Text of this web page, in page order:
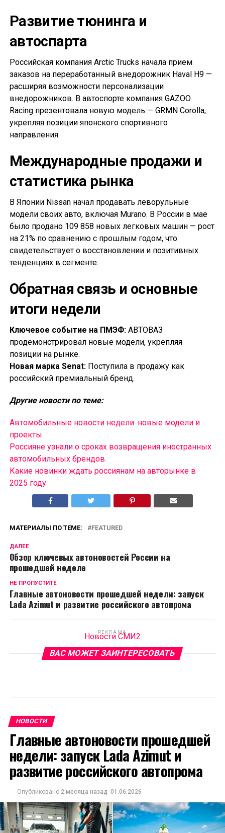
Развитие тюнинга и
автоспарта
Российская компания Arctic Trucks начала прием
заказов на переработанный внедорожник Haval H9 —
расширяя возможности персонализации
внедорожников. В автоспорте компания GAZOO
Racing презентовала новую модель — GRMN Corolla,
укрепляя позиции японского спортивного
направления.
Международные продажи и
статистика рынка
В Японии Nissan начал продавать леворульные
модели своих авто, включая Murano. В России в мае
было продано 109 858 новых легковых машин — рост
на 21% по сравнению с прошлым годом, что
свидетельствует о восстановлении и позитивных
тенденциях в сегменте.
Обратная связь и основные
итоги недели
Ключевое событие на ПМЭФ:АВТОВАЗ
продемонстрировал новые модели, укрепляя
позиции на рынке.
Новая марка Senat:Поступила в продажу как
российский премиальный бренд.
Другие новости по теме:
Автомобильные новости недели: новые модели и
проекты
Россияне узнали о сроках возвращения иностранных
автомобильных брендов
Какие новинки ждать россиянам на авторынке в
2025 году
МАТЕРИАЛЫ ПО ТЕМЕ: FEATURED
ДАЛЕЕ
Обзор ключевых автоновостей России на
прошедшей неделе
НЕ ПРОПУСТИТЕ
Главные автоновости прошедшей недели: запуск
Lada Azimut и развитие российского автопрома
РЕКЛАМА
Новости СМИ2
ВАС МОЖЕТ ЗАИНТЕРЕСОВАТЬ
НОВОСТИ
Главные автоновости прошедшей
недели: запуск Lada Azimut и
развитие российского автопрома
Опубликовано 2 месяца назад 01.06.2026